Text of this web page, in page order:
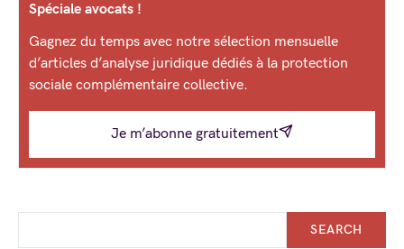
Spéciale avocats !
Gagnez du temps avec notre sélection mensuelle
d’articles d’analyse juridique dédiés à la protection
sociale complémentaire collective.
Je m’abonne gratuitement
SEARCH